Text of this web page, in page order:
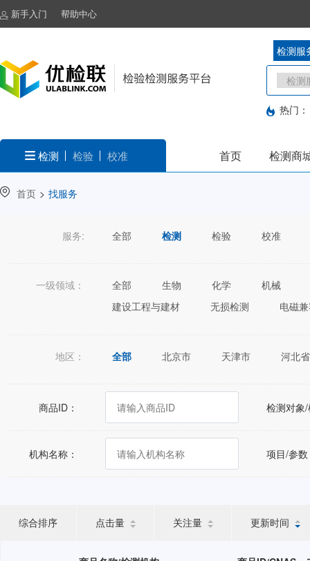
新手入门 帮助中心
检测服
热门：
检测 检验 校准 首页 检测商
首页 > 找服务
服务: 全部 检测 检验 校准
一级领域： 全部 生物 化学
机械
建设工程与建材
无损检测 电磁
地区： 全部 北京市 天津市
河北省
宁夏回族自治区
新疆维吾尔自治区
商品ID： 检测对象
机构名称： 项目/参
综合排序 点击量 关注量 更新时间